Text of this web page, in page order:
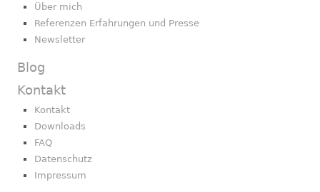
Über mich
Referenzen Erfahrungen und Presse
Newsletter
Blog
Kontakt
Kontakt
Downloads
FAQ
Datenschutz
Impressum